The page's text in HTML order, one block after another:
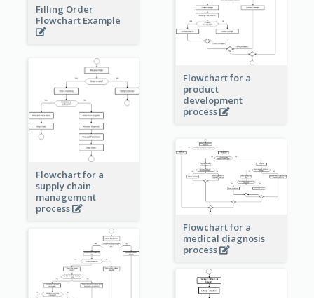
Filling Order
Flowchart Example
Flowchart for a
product
development
process
Flowchart for a
supply chain
management
process
Flowchart for a
medical diagnosis
process